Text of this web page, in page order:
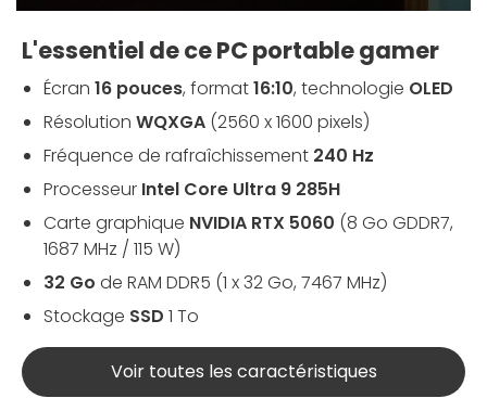
L'essentiel de ce PC portable gamer
Écran 16 pouces, format16:10, technologie OLED
Résolution WQXGA (2560 x 1600 pixels)
Fréquence de rafraîchissement 240 Hz
Processeur Intel Core Ultra 9 285H
Carte graphique NVIDIA RTX 5060 (8 Go GDDR7,
1687 MHz / 115 W)
32 Go de RAM DDR5 (1 x 32 Go, 7467 MHz)
Stockage SSD 1 To
Voir toutes les caractéristiques